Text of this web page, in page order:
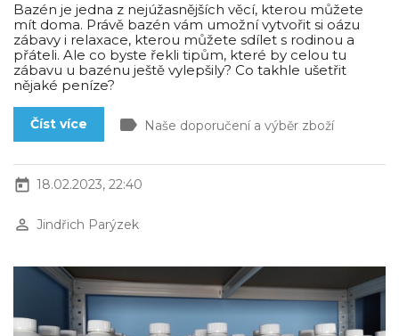
Bazén je jedna z nejúžasnějších věcí, kterou můžete
mít doma. Právě bazén vám umožní vytvořit si oázu
zábavy i relaxace, kterou můžete sdílet s rodinou a
přáteli. Ale co byste řekli tipům, které by celou tu
zábavu u bazénu ještě vylepšily? Co takhle ušetřit
nějaké peníze?
Číst více label Naše doporučení a výběr zboží
today 18.02.2023, 22:40
perm_identity Jindřich Parýzek